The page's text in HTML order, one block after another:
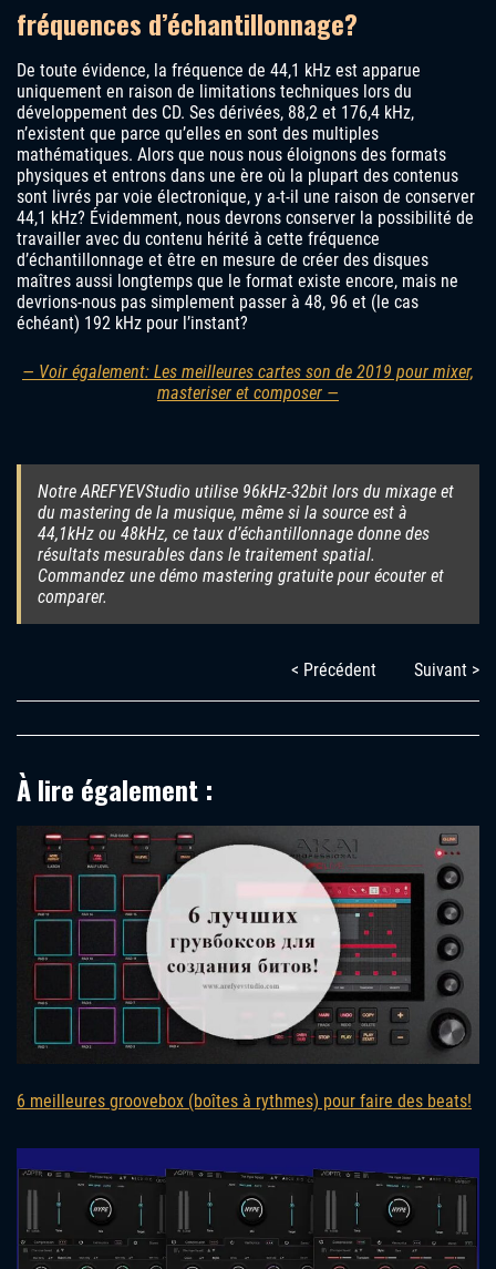
fréquences d’échantillonnage?
De toute évidence, la fréquence de 44,1 kHz est apparue
uniquement en raison de limitations techniques lors du
développement des CD. Ses dérivées, 88,2 et 176,4 kHz,
n’existent que parce qu’elles en sont des multiples
mathématiques. Alors que nous nous éloignons des formats
physiques et entrons dans une ère où la plupart des contenus
sont livrés par voie électronique, y a-t-il une raison de conserver
44,1 kHz? Évidemment, nous devrons conserver la possibilité de
travailler avec du contenu hérité à cette fréquence
d’échantillonnage et être en mesure de créer des disques
maîtres aussi longtemps que le format existe encore, mais ne
devrions-nous pas simplement passer à 48, 96 et (le cas
échéant) 192 kHz pour l’instant?
— Voir également: Les meilleures cartes son de 2019 pour mixer,
masteriser et composer —
Notre AREFYEVStudio utilise 96kHz-32bit lors du mixage et
du mastering de la musique, même si la source est à
44,1kHz ou 48kHz, ce taux d’échantillonnage donne des
résultats mesurables dans le traitement spatial.
Commandez une démo mastering gratuite pour écouter et
comparer.
< Précédent Suivant >
À lire également :
6 meilleures groovebox (boîtes à rythmes) pour faire des beats!